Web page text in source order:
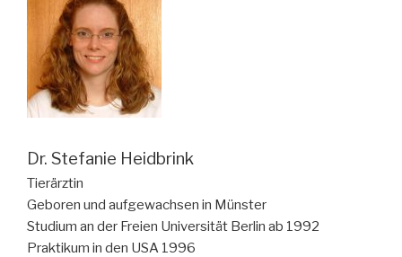
Dr. Stefanie Heidbrink
Tierärztin
Geboren und aufgewachsen in Münster
Studium an der Freien Universität Berlin ab 1992
Praktikum in den USA 1996